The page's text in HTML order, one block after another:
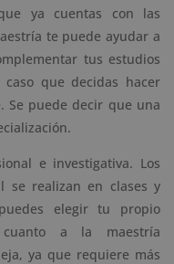
ya cuentas con las
te puede ayudar a
tus estudios
que decidas hacer
Se puede decir que una
e investigativa. Los
se realizan en clases y
elegir tu propio
cuanto a la maestría
ya que requiere más